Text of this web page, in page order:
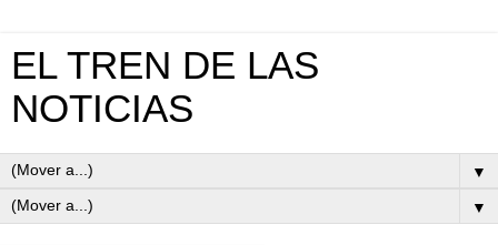
EL TREN DE LAS
NOTICIAS
▼
▼